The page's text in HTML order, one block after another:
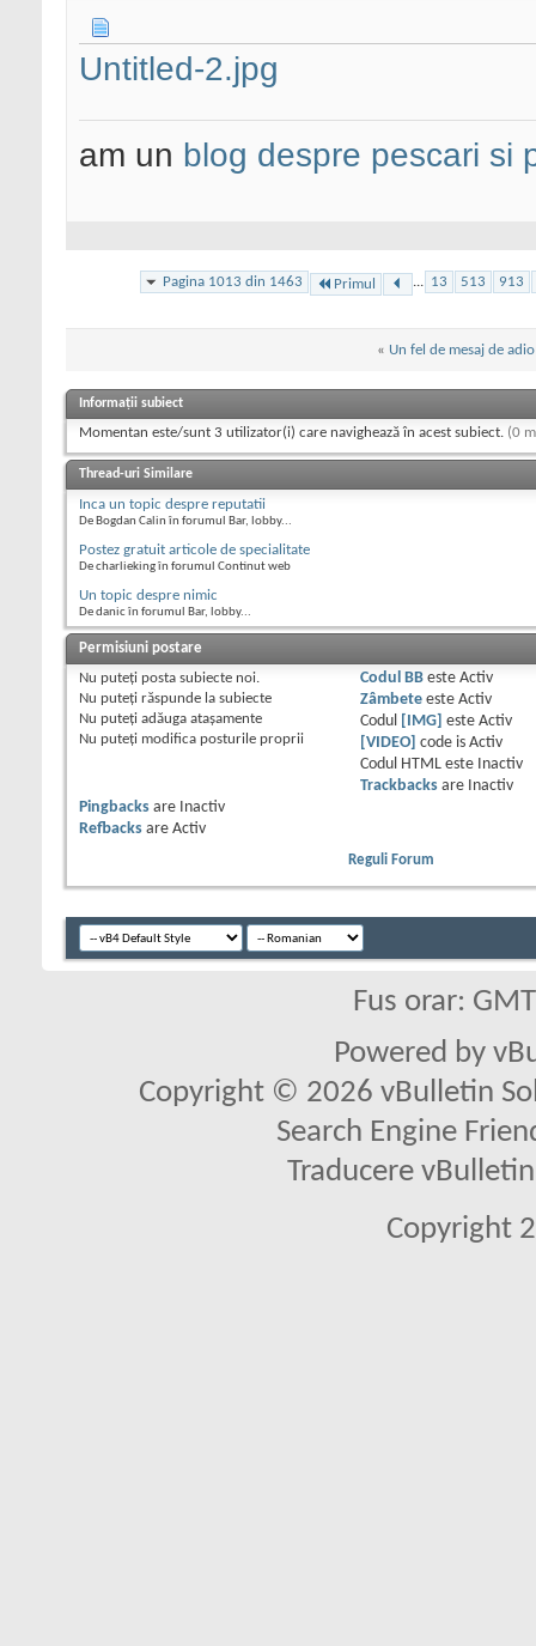
Untitled-2.jpg
am un blog despre pescari si
Pagina 1013 din 1463 Primul ... 13 513 913
« Un fel de mesaj de adio
Informații subiect
Momentan este/sunt 3 utilizator(i) care navighează în acest subiect. (0
Thread-uri Similare
Inca un topic despre reputatii
De Bogdan Calin în forumul Bar, lobby...
Postez gratuit articole de specialitate
De charlieking în forumul Continut web
Un topic despre nimic
De danic în forumul Bar, lobby...
Permisiuni postare
Nu puteţi posta subiecte noi.
Nu puteţi răspunde la subiecte
Nu puteţi adăuga ataşamente
Nu puteţi modifica posturile proprii
Codul BBeste Activ
Zâmbeteeste Activ
Codul
[IMG] este Activ
[VIDEO] code is Activ
Codul HTML este
Inactiv
Trackbacksare
Inactiv
Pingbacks are
Inactiv
Refbacks are Activ
Reguli Forum
Fus orar:
Powered by
Copyright © 2026 vBulletin
Search Engine
Traducere
Copyright